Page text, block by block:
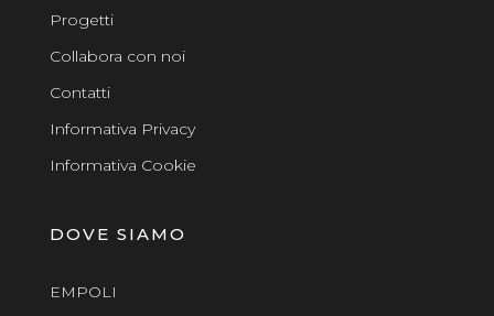
Progetti
Collabora con noi
Contatti
Informativa Privacy
Informativa Cookie
DOVE SIAMO
EMPOLI